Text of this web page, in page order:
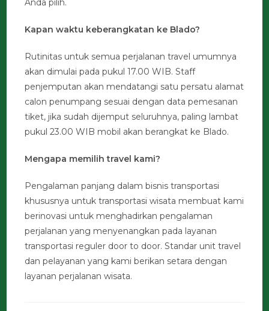
Anda pilih.
Kapan waktu keberangkatan ke Blado?
Rutinitas untuk semua perjalanan travel umumnya
akan dimulai pada pukul 17.00 WIB. Staff
penjemputan akan mendatangi satu persatu alamat
calon penumpang sesuai dengan data pemesanan
tiket, jika sudah dijemput seluruhnya, paling lambat
pukul 23.00 WIB mobil akan berangkat ke Blado.
Mengapa memilih travel kami?
Pengalaman panjang dalam bisnis transportasi
khususnya untuk transportasi wisata membuat kami
berinovasi untuk menghadirkan pengalaman
perjalanan yang menyenangkan pada layanan
transportasi reguler door to door. Standar unit travel
dan pelayanan yang kami berikan setara dengan
layanan perjalanan wisata.